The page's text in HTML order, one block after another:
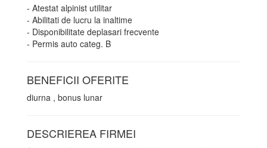
- Atestat alpinist utilitar
- Abilitati de lucru la inaltime
- Disponibilitate deplasari frecvente
- Permis auto categ. B
BENEFICII OFERITE
diurna , bonus lunar
DESCRIEREA FIRMEI